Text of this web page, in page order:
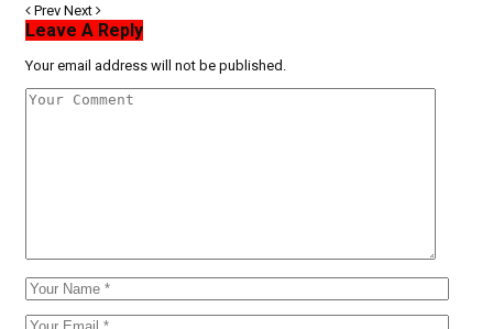
Prev Next
Leave A Reply
Your email address will not be published.